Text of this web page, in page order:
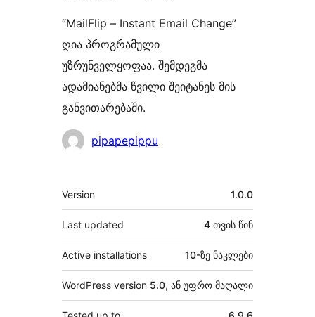
“MailFlip – Instant Email Change”
ღია პროგრამული
უზრუნველყოფაა. შემდეგმა
ადამიანებმა წვილი შეიტანეს მის
განვითარებაში.
მონაწილეები
pipapepippu
მეტა
Version 1.0.0
Last updated 4 თვის წინ
Active installations 10-ზე ნაკლები
WordPress version 5.0, ან უფრო მაღალი